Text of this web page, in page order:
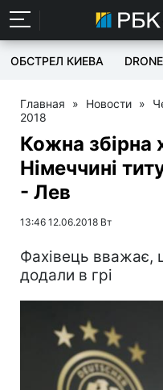
ОБСТРЕЛ КИЕВА
Главная » Новости »
2018
Кожна збірна
Німеччині
- Лев
13:46 12.06.2018 Вт
Фахівець вважає,
додали в грі